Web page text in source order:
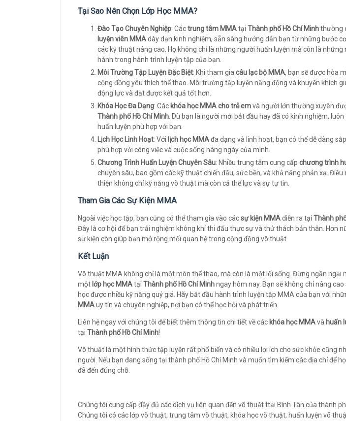
Tại Sao Nên Chọn Lớp Học MMA?
Đào Tạo Chuyên Nghiệp: Cáctrung tâm MMAtại Thành phố Hồ Chí Minhthường
luyện viên MMAdày dạn kinh nghiệm, sẵn sàng hướng dẫn bạn từ những bước
các kỹ thuật nâng cao. Họ không chỉ là những người huấn luyện mà còn là những
hành trong hành trình luyện tập của bạn.
Môi Trường Tập Luyện Đặc Biệt: Khi tham gia câu lạc bộ MMA, bạn sẽ được hòa
cộng đồng yêu thích thể thao. Môi trường tập luyện năng động và khuyến khích
động lực và đạt được kết quả tốt hơn.
Khóa Học Đa Dạng: Các khóa học MMA cho trẻ emvà người lớn thường xuyên
Thành phố Hồ Chí Minh . Dù bạn là người mới bắt đầu hay đã có kinh nghiệm,
huấn luyện phù hợp với bạn.
Lịch Học Linh Hoạt: Với lịch học MMAđa dạng và linh hoạt, bạn có thể dễ dàng
phù hợp với công việc và cuộc sống hàng ngày của mình.
Chương Trình Huấn Luyện Chuyên Sâu: Nhiều trung tâm cung cấp chương trình
chuyên sâu, bao gồm các kỹ thuật chiến đấu, sức bền, và khả năng phản xạ. Điều
thiện không chỉ kỹ năng võ thuật mà còn cả thể lực và sự tự tin.
Tham Gia Các Sự Kiện MMA
Ngoài việc học tập, bạn cũng có thể tham gia vào cácsự kiện MMAdiễn ra tại Thành
Đây là cơ hội để bạn trải nghiệm không khí thi đấu thực sự và thử thách bản thân. Hơn
sự kiện còn giúp bạn mở rộng mối quan hệ trong cộng đồng võ thuật.
Kết Luận
Võ thuật MMA không chỉ là một môn thể thao, mà còn là một lối sống. Đừng ngần ngại
một lớp học MMAtại Thành phố Hồ Chí Minhngay hôm nay. Bạn sẽ không chỉ nâng
học được nhiều kỹ năng quý giá. Hãy bắt đầu hành trình luyện tập MMA của bạn với
MMAuy tín và chuyên nghiệp, nơi bạn có thể học hỏi và phát triển.
Liên hệ ngay với chúng tôi để biết thêm thông tin chi tiết về các khóa học MMAvà huấn
tại Thành phố Hồ Chí Minh!
Võ thuật là một hình thức tập luyện rất phổ biến và có nhiều lợi ích cho sức khỏe cũng
người. Nếu bạn đang sống tại thành phố Hồ Chí Minh và muốn tìm kiếm các địa chỉ để
đã đến đúng chỗ.
Chúng tôi cung cấp đầy đủ các dịch vụ liên quan đến võ thuật ttại Bình Tân của thành
Chúng tôi có các lớp võ thuật, trung tâm võ thuật, khóa học võ thuật, huấn luyện võ